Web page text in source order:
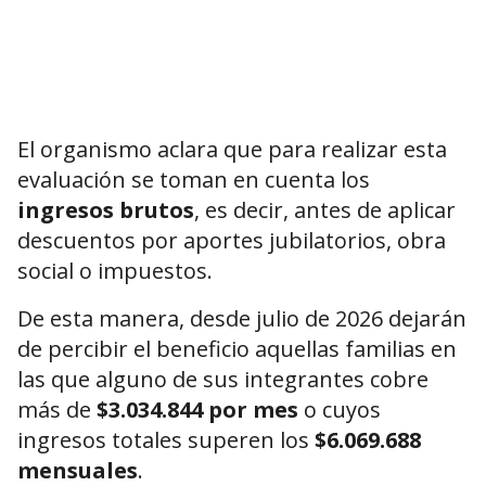
El organismo aclara que para realizar esta
evaluación se toman en cuenta los
ingresos brutos, es decir, antes de aplicar
descuentos por aportes jubilatorios, obra
social o impuestos.
De esta manera, desde julio de 2026 dejarán
de percibir el beneficio aquellas familias en
las que alguno de sus integrantes cobre
más de $3.034.844 por mes o cuyos
ingresos totales superen los $6.069.688
mensuales.